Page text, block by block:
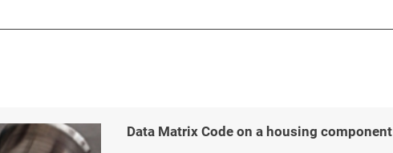
Data Matrix Code on a housing component